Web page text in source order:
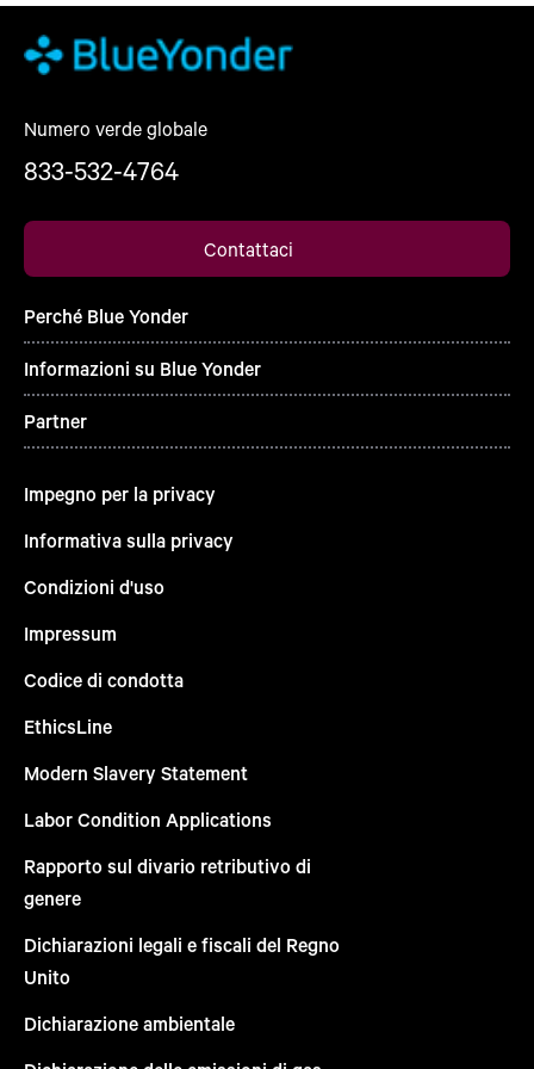
Numero verde globale
833-532-4764
Contattaci
Perché Blue Yonder
Informazioni su Blue Yonder
Partner
Impegno per la privacy
Informativa sulla privacy
Condizioni d'uso
Impressum
Codice di condotta
EthicsLine
Modern Slavery Statement
Labor Condition Applications
Rapporto sul divario retributivo di
genere
Dichiarazioni legali e fiscali del Regno
Unito
Dichiarazione ambientale